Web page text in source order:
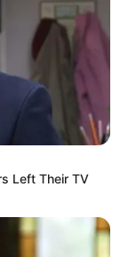
Left Their TV